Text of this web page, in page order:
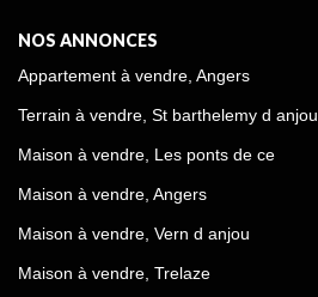
NOS ANNONCES
Appartement à vendre, Angers
Terrain à vendre, St barthelemy d anjou
Maison à vendre, Les ponts de ce
Maison à vendre, Angers
Maison à vendre, Vern d anjou
Maison à vendre, Trelaze